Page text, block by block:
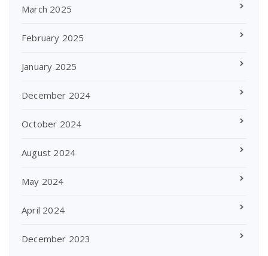
March 2025
February 2025
January 2025
December 2024
October 2024
August 2024
May 2024
April 2024
December 2023